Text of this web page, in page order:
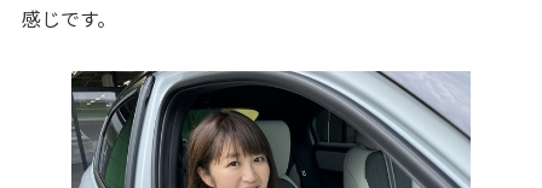
感じです。